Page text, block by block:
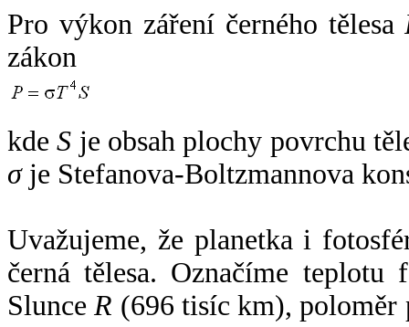
Pro výkon záření černého tělesa
zákon
kdeS je obsah plochy povrchu
σje Stefanova-Boltzmannova
Uvažujeme, že planetka i
černá tělesa. Označíme
SlunceR (696 tisíc km),